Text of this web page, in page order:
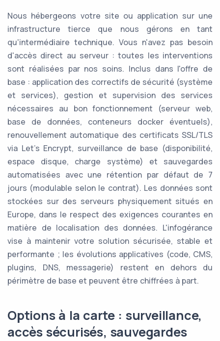
Nous hébergeons votre site ou application sur une
infrastructure tierce que nous gérons en tant
qu'intermédiaire technique. Vous n'avez pas besoin
d'accès direct au serveur : toutes les interventions
sont réalisées par nos soins. Inclus dans l'offre de
base : application des correctifs de sécurité (système
et services), gestion et supervision des services
nécessaires au bon fonctionnement (serveur web,
base de données, conteneurs docker éventuels),
renouvellement automatique des certificats SSL/TLS
via Let's Encrypt, surveillance de base (disponibilité,
espace disque, charge système) et sauvegardes
automatisées avec une rétention par défaut de 7
jours (modulable selon le contrat). Les données sont
stockées sur des serveurs physiquement situés en
Europe, dans le respect des exigences courantes en
matière de localisation des données. L'infogérance
vise à maintenir votre solution sécurisée, stable et
performante ; les évolutions applicatives (code, CMS,
plugins, DNS, messagerie) restent en dehors du
périmètre de base et peuvent être chiffrées à part.
Options à la carte : surveillance,
accès sécurisés, sauvegardes